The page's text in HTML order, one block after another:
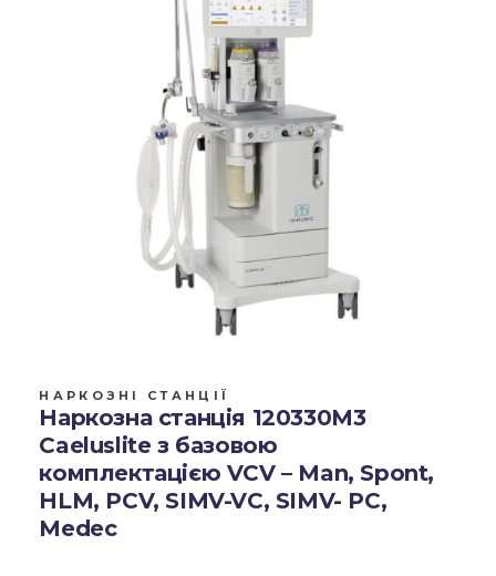
НАРКОЗНІ СТАНЦІЇ
Наркозна станція 120330M3
Caeluslite з базовою
комплектацією VCV – Man, Spont,
HLM, PCV, SIMV-VC, SIMV- PC,
Medec